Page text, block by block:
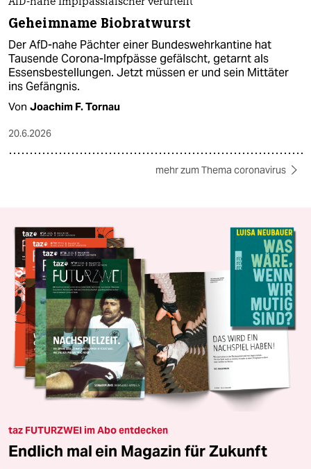
AfD-nahe Impfpassfälscher verurteilt
Geheimname Biobratwurst
Der AfD-nahe Pächter einer Bundeswehrkantine hat
Tausende Corona-Impfpässe gefälscht, getarnt als
Essensbestellungen. Jetzt müssen er und sein Mittäter
ins Gefängnis.
Von Joachim F. Tornau
20.6.2026
mehr zum Thema coronavirus
taz FUTURZWEI im Abo entdecken
Endlich mal ein Magazin für Zukunft